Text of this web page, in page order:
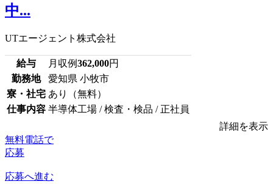
中...
UTエージェント株式会社
給与 月収例362,000円
勤務地
愛知県 小牧市
寮・社宅 あり（無料）
仕事内容 半導体工場 / 検査・検品 / 正社員
詳細を表示
無料電話で
応募
応募へ進む